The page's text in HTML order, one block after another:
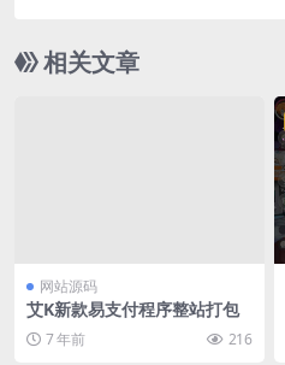
相关文章
网站源码
艾K新款易支付程序整站打包
7 年前 216